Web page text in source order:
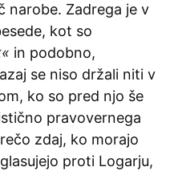
narobe. Zadrega je v
kot so
in podobno,
se niso držali niti v
ko so pred njo še
pravovernega
zdaj, ko morajo
proti Logarju,